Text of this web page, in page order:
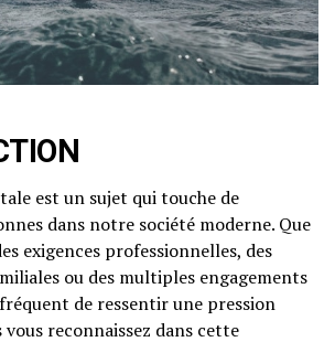
est un sujet qui touche de
dans notre société moderne. Que
exigences professionnelles, des
ou des multiples engagements
de ressentir une pression
vous reconnaissez dans cette